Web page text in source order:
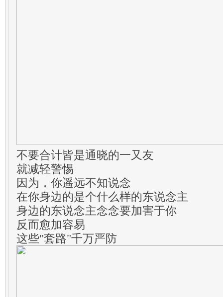
不要合计皆是通晓的一又友
就减轻警惕
因为，你遥远不知说念
在你身边的是个什么样的东说念主
身边的东说念主念念要加害于你
反而愈加容易
这些"套路"千万严防